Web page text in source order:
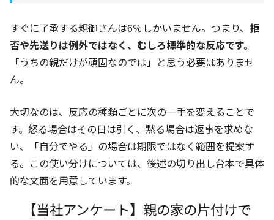
すぐに了承する親御さんは6％ しかいません。つまり、 拒
否や先送りは例外ではなく、むしろ標準的な反応です。
「うちの親だけが頑固なのでは」と思う必要はありませ
ん。
大切なのは、反応の種類ごとに次の一手を変えることで
す。怒る場合はその日は引く、黙る場合は返事を求めな
い、「自分でやる」の場合は期限ではなく範囲を提案す
る。この使い分けについては、後述の切り出し台本で具体
的な文面を用意しています。
【当社アンケート】親の家の片付けで